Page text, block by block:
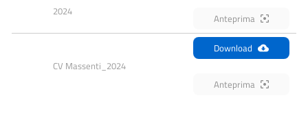
2024
Anteprima
CV Massenti_2024
Download
Anteprima